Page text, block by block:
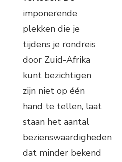
imponerende
plekken die je
tijdens je rondreis
door Zuid-Afrika
kunt bezichtigen
zijn niet op één
hand te tellen, laat
staan het aantal
bezienswaardigheden
dat minder bekend